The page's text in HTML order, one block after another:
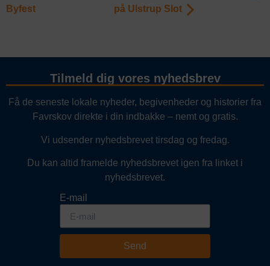
Byfest
på Ulstrup Slot
Tilmeld dig vores nyhedsbrev
Få de seneste lokale nyheder, begivenheder og historier fra
Favrskov direkte i din indbakke – nemt og gratis.
Vi udsender nyhedsbrevet tirsdag og fredag.
Du kan altid framelde nyhedsbrevet igen fra linket i
nyhedsbrevet.
E-mail
Send